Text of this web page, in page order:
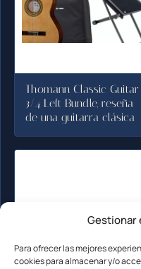
Gestionar
Para ofrecer las mejores
cookies para almacenar y/o
Thomann Classic Guitar
3/4 Left Bundle, reseña
de una guitarra clásica